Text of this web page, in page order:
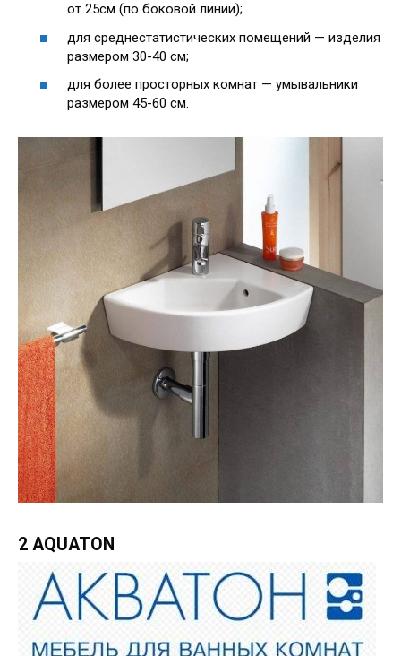
от 25см (по боковой линии);
для среднестатистических помещений — изделия
размером 30-40 см;
для более просторных комнат — умывальники
размером 45-60 см.
2 AQUATON